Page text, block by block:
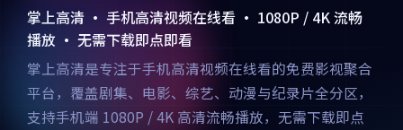
掌上高清 · 手机高清视频在线看 · 1080P / 4K 流畅
播放 · 无需下载即点即看
掌上高清是专注于手机高清视频在线看的免费影视聚合
平台，覆盖剧集、电影、综艺、动漫与纪录片全分区，
支持手机端 1080P / 4K 高清流畅播放，无需下载即点